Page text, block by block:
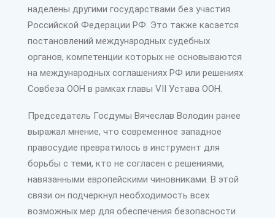
наделены другими государствами без участия
Российской Федерации РФ. Это также касается
постановлений международных судебных
органов, компетенции которых не основываются
на международных соглашениях РФ или решениях
Совбеза ООН в рамках главы VII Устава ООН.
Председатель Госдумы Вячеслав Володин ранее
выражал мнение, что современное западное
правосудие превратилось в инструмент для
борьбы с теми, кто не согласен с решениями,
навязанными европейскими чиновниками. В этой
связи он подчеркнул необходимость всех
возможных мер для обеспечения безопасности